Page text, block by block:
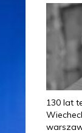
130 lat